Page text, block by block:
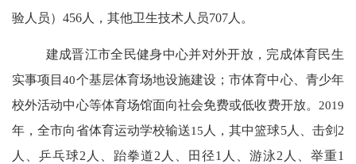
验人员）456 人，其他卫生技术人员707 人。
建成晋江市全民健身中心并对外开放，完成体育民生
实事项目40个基层体育场地设施建设；市体育中心、青少年
校外活动中心等体育场馆面向社会免费或低收费开放。 2019
年，全市向省体育运动学校输送15 人，其中篮球5人、击剑 2
人、乒乓球2 人、跆拳道2 人、田径1 人、游泳2 人、举重1